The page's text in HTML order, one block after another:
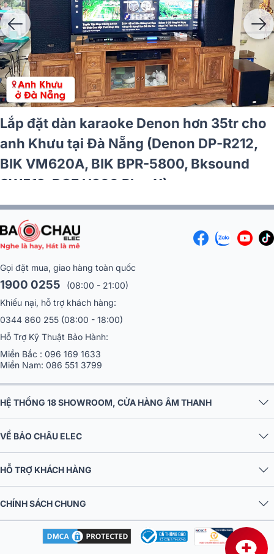
Lắp đặt dàn karaoke Denon hơn 35tr cho
anh Khưu tại Đà Nẵng (Denon DP-R212,
BIK VM620A, BIK BPR-5800, Bksound
SW512, BCE U900 Plus X)
Gọi đặt mua, giao hàng toàn quốc
1900 0255
(08:00 - 21:00)
Khiếu nại, hỗ trợ khách hàng:
0344 860 255 (08:00 - 18:00)
Hỗ Trợ Kỹ Thuật Bảo Hành:
Miền Bắc : 096 169 1633
Miền Nam: 086 551 3799
HỆ THỐNG 18 SHOWROOM, CỬA HÀNG ÂM THANH
VỀ BẢO CHÂU ELEC
HỖ TRỢ KHÁCH HÀNG
CHÍNH SÁCH CHUNG